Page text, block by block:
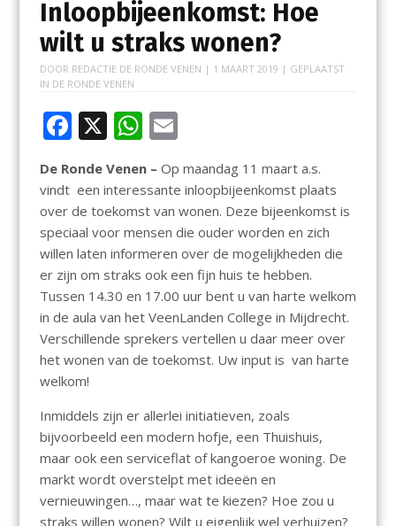
Inloopbijeenkomst: Hoe
wilt u straks wonen?
DOOR REDACTIE DE RONDE VENEN | 1 MAART 2019 | GEPLAATST
IN DE RONDE VENEN
F
ac
e
b
o
o
k
X W
at
s
A
p
p
E
ai
l
De Ronde Venen – Op maandag 11 maart a.s.
vindt een interessante inloopbijeenkomst plaats
over de toekomst van wonen. Deze bijeenkomst is
speciaal voor mensen die ouder worden en zich
willen laten informeren over de mogelijkheden die
er zijn om straks ook een fijn huis te hebben.
Tussen 14.30 en 17.00 uur bent u van harte welkom
in de aula van het VeenLanden College in Mijdrecht.
Verschillende sprekers vertellen u daar meer over
het wonen van de toekomst. Uw input is van harte
welkom!
Inmiddels zijn er allerlei initiatieven, zoals
bijvoorbeeld een modern hofje, een Thuishuis,
maar ook een serviceflat of kangoeroe woning. De
markt wordt overstelpt met ideeën en
vernieuwingen…, maar wat te kiezen? Hoe zou u
straks willen wonen? Wilt u eigenlijk wel verhuizen?